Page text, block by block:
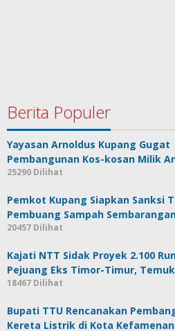
Berita Populer
Yayasan Arnoldus Kupang Gugat
Pembangunan Kos-kosan Milik
25290 Dilihat
Pemkot Kupang Siapkan Sanksi
Pembuang Sampah
20457 Dilihat
Kajati NTT Sidak Proyek 2.100
Pejuang Eks Timor-Timur,
18467 Dilihat
Bupati TTU Rencanakan
Kereta Listrik di Kota